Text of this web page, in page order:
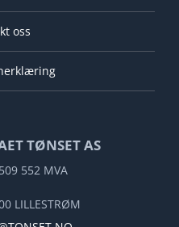
oss
TØNSET AS
552 MVA
LILLESTRØM